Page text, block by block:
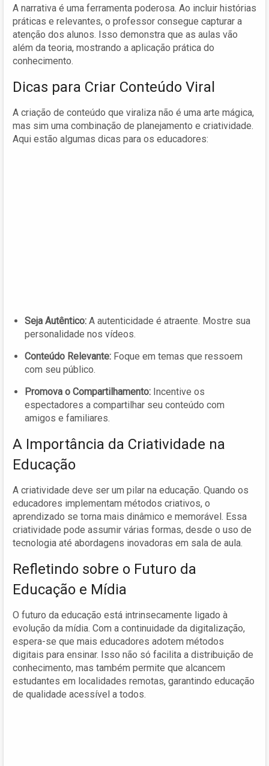
A narrativa é uma ferramenta poderosa. Ao incluir histórias
práticas e relevantes, o professor consegue capturar a
atenção dos alunos. Isso demonstra que as aulas vão
além da teoria, mostrando a aplicação prática do
conhecimento.
Dicas para Criar Conteúdo Viral
A criação de conteúdo que viraliza não é uma arte mágica,
mas sim uma combinação de planejamento e criatividade.
Aqui estão algumas dicas para os educadores:
Seja Autêntico: A autenticidade é atraente. Mostre sua
personalidade nos vídeos.
Conteúdo Relevante: Foque em temas que ressoem
com seu público.
Promova o Compartilhamento: Incentive os
espectadores a compartilhar seu conteúdo com
amigos e familiares.
A Importância da Criatividade na
Educação
A criatividade deve ser um pilar na educação. Quando os
educadores implementam métodos criativos, o
aprendizado se torna mais dinâmico e memorável. Essa
criatividade pode assumir várias formas, desde o uso de
tecnologia até abordagens inovadoras em sala de aula.
Refletindo sobre o Futuro da
Educação e Mídia
O futuro da educação está intrinsecamente ligado à
evolução da mídia. Com a continuidade da digitalização,
espera-se que mais educadores adotem métodos
digitais para ensinar. Isso não só facilita a distribuição de
conhecimento, mas também permite que alcancem
estudantes em localidades remotas, garantindo educação
de qualidade acessível a todos.